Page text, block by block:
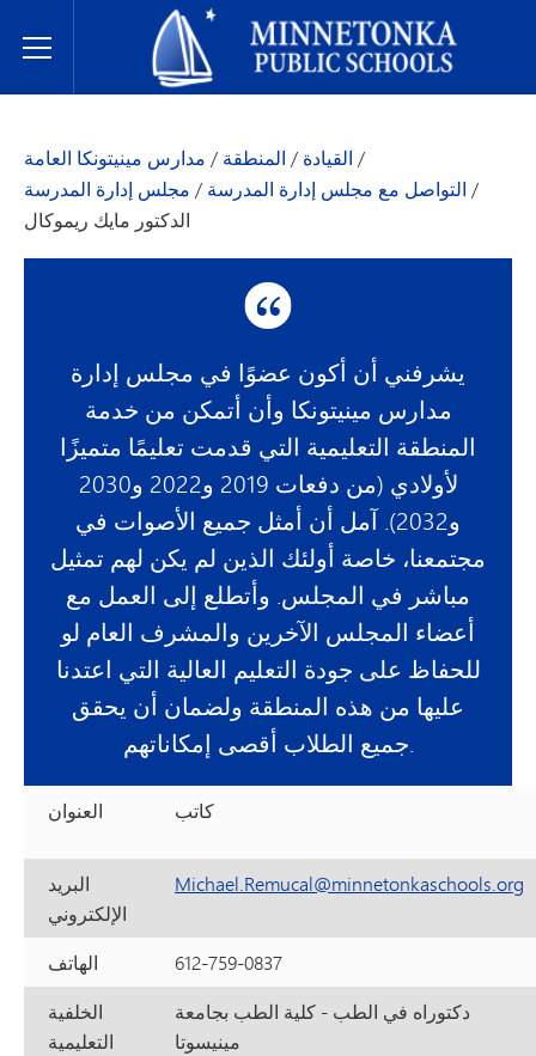
Toggle Menu
مدارس مينيتونكا العامة
مدارس مينيتونكا العامة / المنطقة / القيادة /
مجلس إدارة المدرسة / التواصل مع مجلس إدارة المدرسة /
الدكتور مايك ريموكال
يشرفني أن أكون عضوًا في مجلس إدارة
مدارس مينيتونكا وأن أتمكن من خدمة
المنطقة التعليمية التي قدمت تعليمًا متميزًا
لأولادي (من دفعات 2019 و2022 و2030
و2032). آمل أن أمثل جميع الأصوات في
مجتمعنا، خاصة أولئك الذين لم يكن لهم تمثيل
مباشر في المجلس. وأتطلع إلى العمل مع
أعضاء المجلس الآخرين والمشرف العام لو
للحفاظ على جودة التعليم العالية التي اعتدنا
عليها من هذه المنطقة ولضمان أن يحقق
جميع الطلاب أقصى إمكاناتهم.
العنوان كاتب
البريد
الإلكتروني
Michael.Remucal@minnetonkaschools.org
الهاتف
612-759-0837
الخلفية
التعليمية
دكتوراه في الطب - كلية الطب بجامعة
مينيسوتا